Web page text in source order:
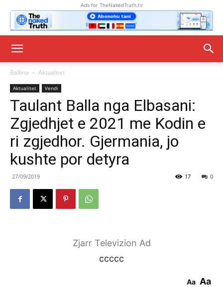
Ads for TheNakedTruth.tv
Ballina Aktualitet
Aktualitet Vendi
Taulant Balla nga Elbasani:
Zgjedhjet e 2021 me Kodin e
ri zgjedhor. Gjermania, jo
kushte por detyra
27/09/2019 0
17
Zjarr Televizion Ad
ccccc
Aa Aa